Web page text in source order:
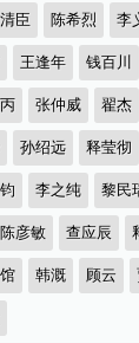
臣 陈希烈 李
王逢年 钱百川
张仲威 翟杰
孙绍远 释莹彻
李之纯 黎民
陈彦敏 查应辰
韩溉 顾云